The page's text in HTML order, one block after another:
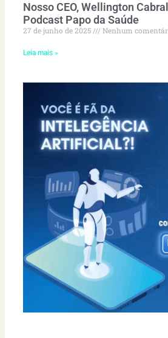
Nosso CEO, Wellington
Podcast Papo da Saúde
27 de junho de 2025 Nenhum
Leia mais »